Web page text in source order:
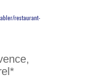
restaurant-